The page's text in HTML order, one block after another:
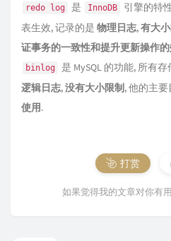
redo log 是 InnoDB 引擎的特
表生效, 记录的是 物理日志,有大
证事务的一致性和提升更新操作
binlog
是 MySQL 的功能, 所有
逻辑日志,没有大小限制, 他的主
使用.
打赏
如果觉得我的文章对你有